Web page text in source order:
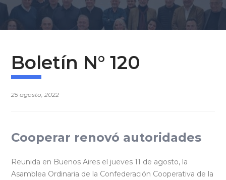
Boletín N° 120
25 agosto, 2022
Cooperar renovó autoridades
Reunida en Buenos Aires el jueves 11 de agosto, la
Asamblea Ordinaria de la Confederación Cooperativa de la